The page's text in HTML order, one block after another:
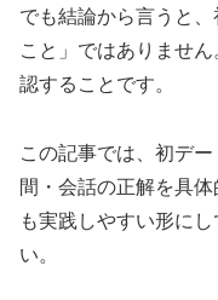
でも結論から言うと
こと」ではありませ
認することです。
この記事では、初デ
間・会話の正解を具
も実践しやすい形に
い。